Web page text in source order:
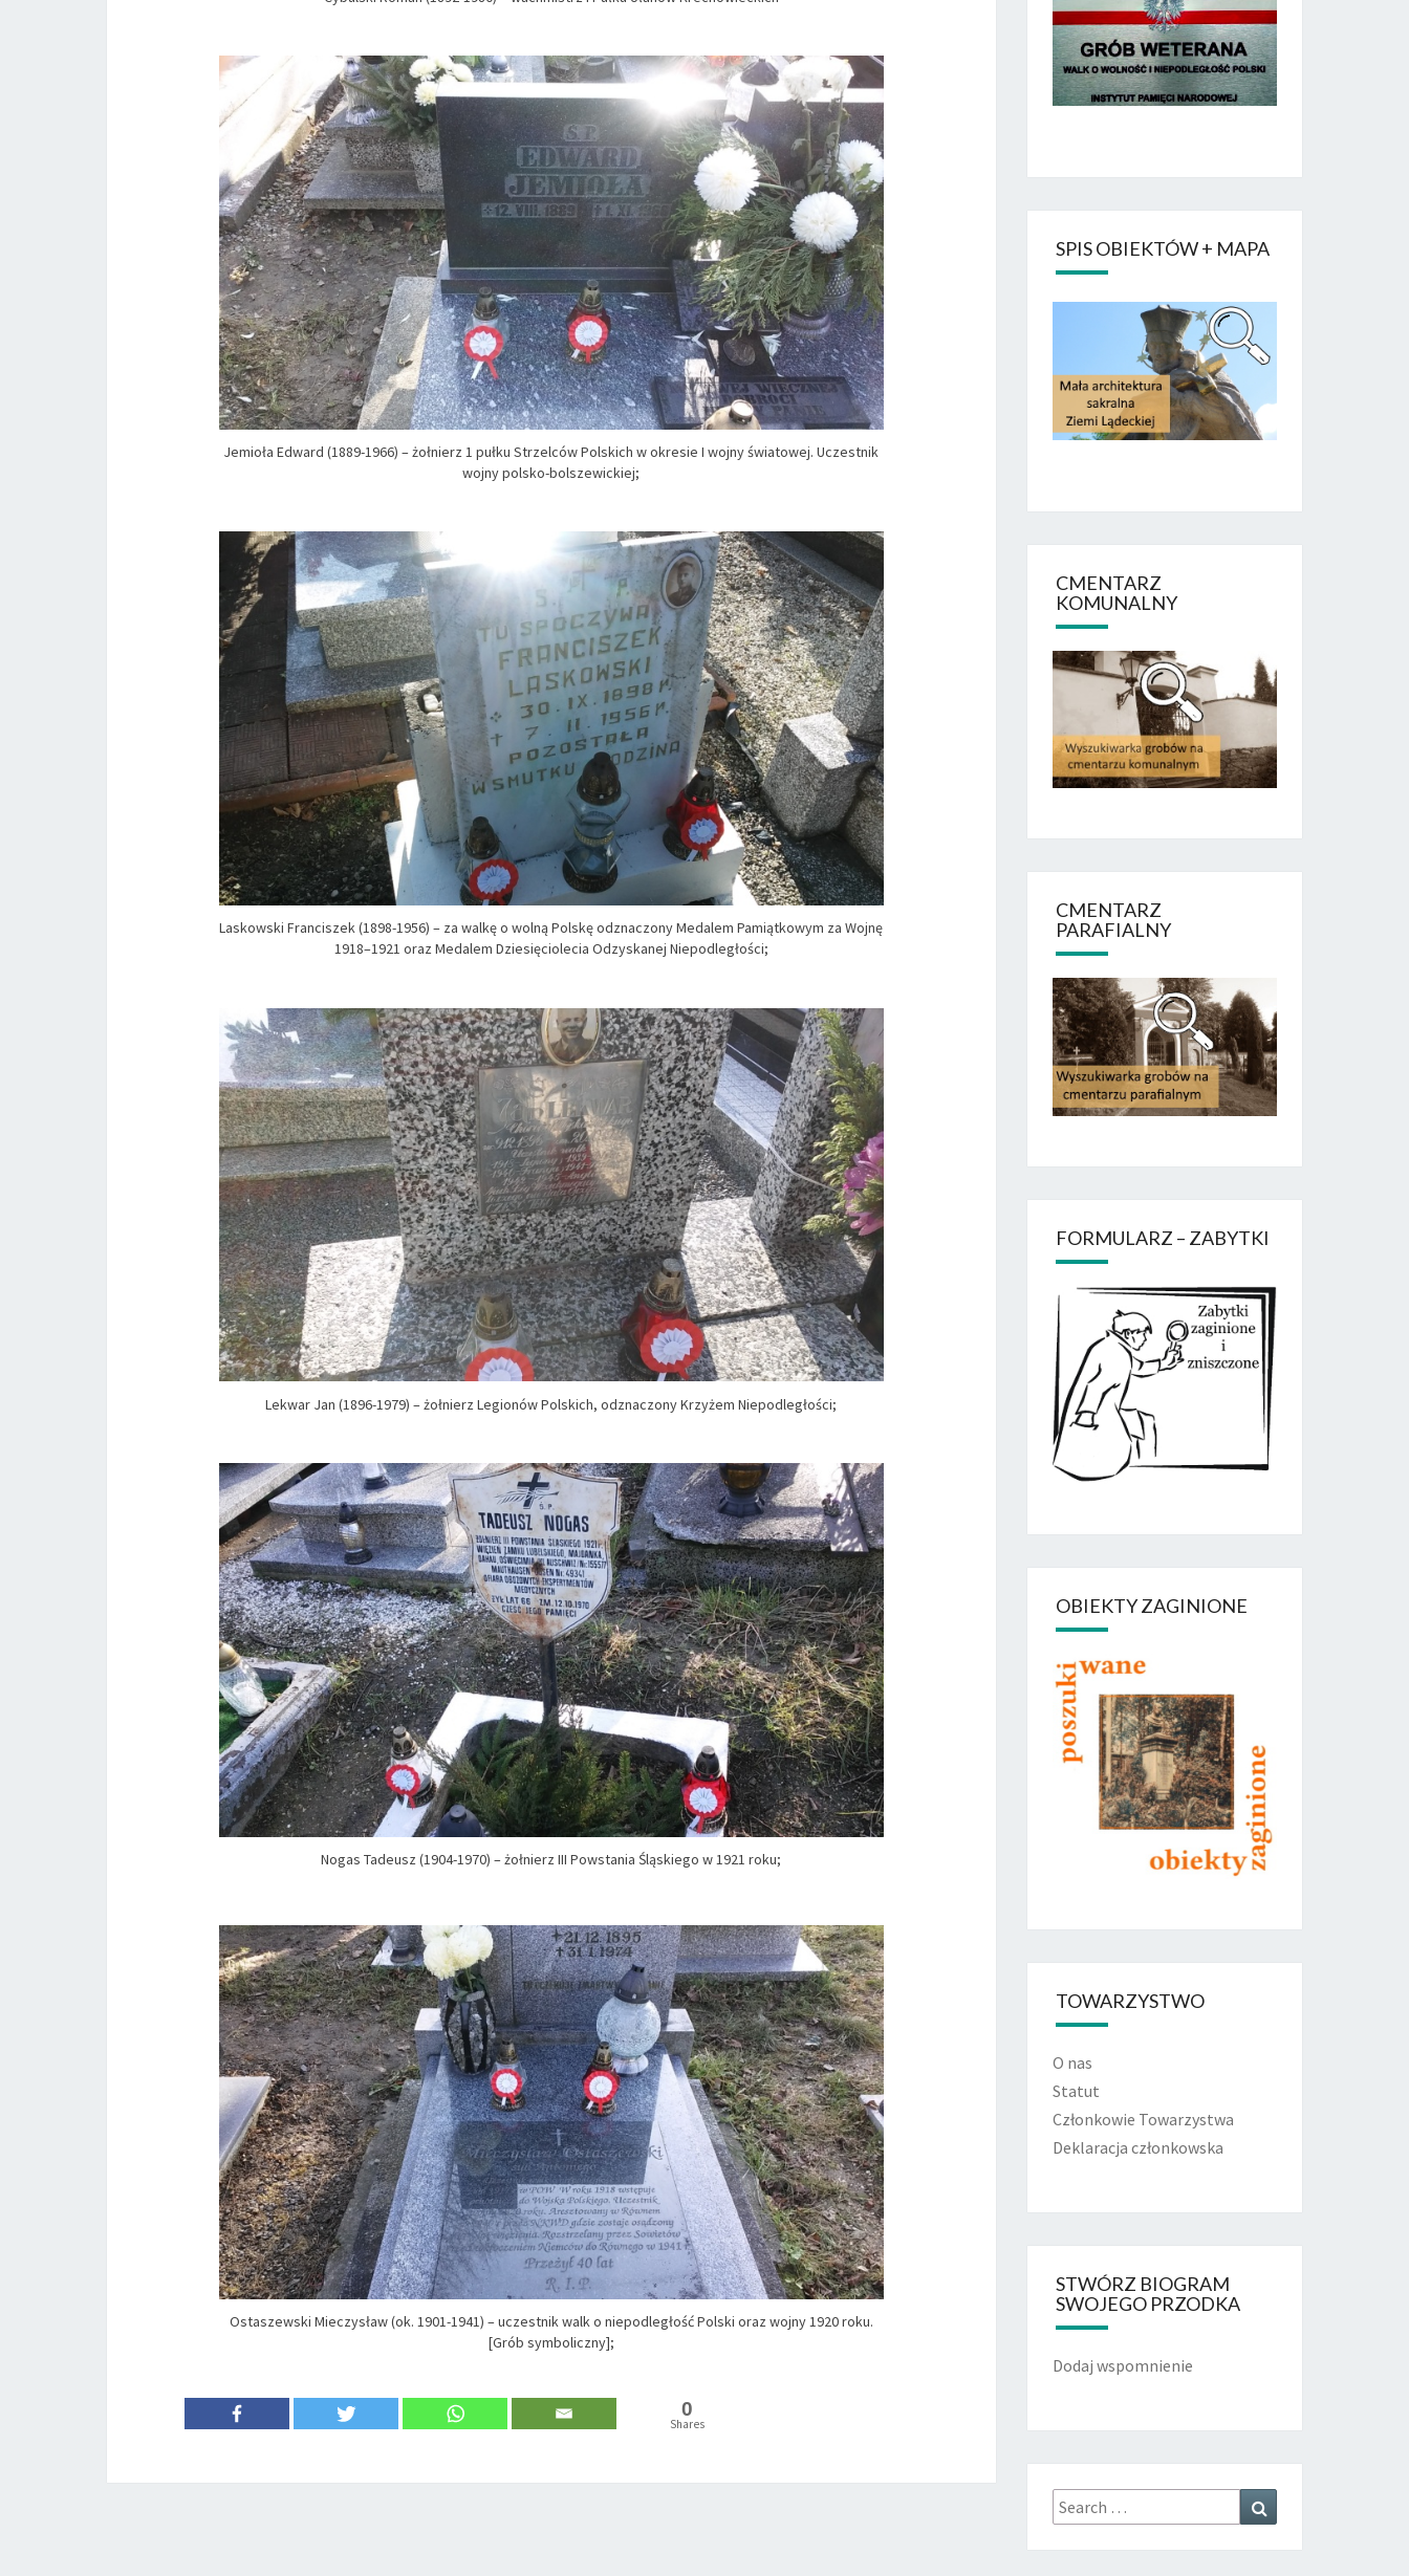
Jemioła Edward (1889-1966) – żołnierz 1 pułku Strzelców Polskich w okresie I wojny światowej. Uczestnik
wojny polsko-bolszewickiej;
Laskowski Franciszek (1898-1956) – za walkę o wolną Polskę odznaczony Medalem Pamiątkowym za Wojnę
1918–1921 oraz Medalem Dziesięciolecia Odzyskanej Niepodległości;
Lekwar Jan (1896-1979) – żołnierz Legionów Polskich, odznaczony Krzyżem Niepodległości;
Nogas Tadeusz (1904-1970) – żołnierz III Powstania Śląskiego w 1921 roku;
Ostaszewski Mieczysław (ok. 1901-1941) – uczestnik walk o niepodległość Polski oraz wojny 1920 roku.
[Grób symboliczny];
0
Shares
SPIS OBIEKTÓW + MAPA
CMENTARZ
KOMUNALNY
CMENTARZ
PARAFIALNY
FORMULARZ – ZABYTKI
OBIEKTY ZAGINIONE
TOWARZYSTWO
O nas
Statut
Członkowie Towarzystwa
Deklaracja członkowska
STWÓRZ BIOGRAM
SWOJEGO PRZODKA
Dodaj wspomnienie
Search
for: